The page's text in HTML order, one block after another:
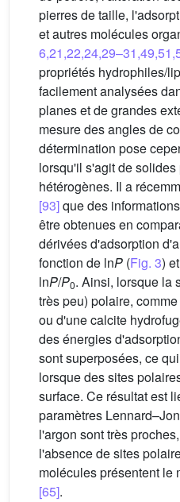
pierres de taille,
et autres molécules
propriétés hydrophiles/
facilement analysées
planes et de grandes
mesure des angles de
détermination pose
lorsqu'il s'agit de
hétérogènes. Il a
[93]que des
être obtenues en
dérivées d'adsorption
fonction de lnP (Fig. 3)
lnP/P0. Ainsi, lorsque la
très peu) polaire,
ou d'une calcite
des énergies
sont superposées, ce
lorsque des sites
surface. Ce résultat est
paramètres
l'argon sont très
l'absence de sites
molécules présentent le
[65].